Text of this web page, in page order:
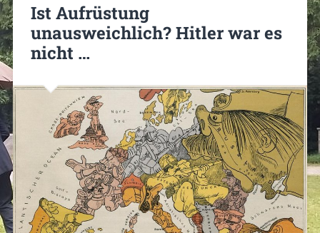
Ist Aufrüstung
unausweichlich? Hitler war es
nicht …